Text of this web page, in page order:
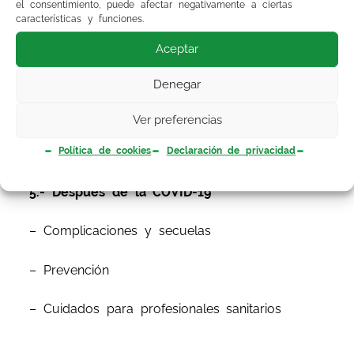
el consentimiento, puede afectar negativamente a ciertas
características y funciones.
Aceptar
Denegar
Ver preferencias
Política de cookies Declaración de privacidad
4.- Situaciones especiales
– COVID-19 y embarazo
– COVID-19 en Pediatría
5.- Después de la COVID-19
– Complicaciones y secuelas
– Prevención
– Cuidados para profesionales sanitarios